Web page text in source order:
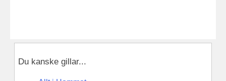
Du kanske gillar...